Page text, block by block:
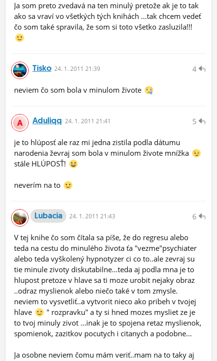
Ja som preto zvedavá na ten minulý pretože ak je to tak
ako sa vraví vo všetkých tých knihách ...tak chcem vedeť
čo som také spravila, že som si toto všetko zasluzila!!!
4
Tisko 24. 1. 2011 21:39
neviem čo som bola v minulom živote
5
Aduliqq 24. 1. 2011 21:41
je to hlúposť ale raz mi jedna zistila podla dátumu
narodenia ževraj som bola v minulom živote mnížka
stále HLÚPOSŤ!
neverím na to
6
Lubacia 24. 1. 2011 21:43
V tej knihe čo som čítala sa píše, že do regresu alebo
teda na cestu do minulého života ťa "vezme"psychiater
alebo teda vyškolený hypnotyzer ci co to..ale zevraj su
tie minule zivoty diskutabilne...teda aj podla mna je to
hlupost pretoze v hlave sa ti moze urobit nejaky obraz
..odraz myslienok alebo niečo také v tom zmysle.
neviem to vysvetliť..a vytvorit nieco ako pribeh v tvojej
hlave
" rozpravku" a ty si hned mozes mysliet ze je
to tvoj minuly zivot ...inak je to spojena retaz myslienok,
spomienok, zazitkov pocutych i citanych a podobne...
Ja osobne neviem čomu mám veriť..mam na to taky aj